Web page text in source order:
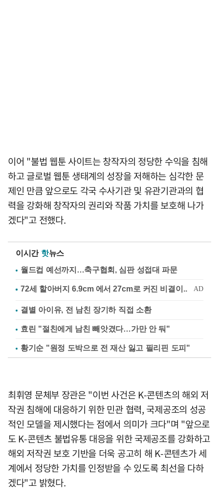
이어 "불법 웹툰 사이트는 창작자의 정당한 수익을 침해
하고 글로벌 웹툰 생태계의 성장을 저해하는 심각한 문
제인 만큼 앞으로도 각국 수사기관 및 유관기관과의 협
력을 강화해 창작자의 권리와 작품 가치를 보호해 나가
겠다"고 전했다.
이시간 핫뉴스
월드컵 예선까지…축구협회, 심판 성접대 파문
결별 아이유, 전 남친 장기하 직접 소환
효린 "절친에게 남친 빼앗겼다…가만 안 둬"
황기순 "원정 도박으로 전 재산 잃고 필리핀 도피"
최휘영 문체부 장관은 "이번 사건은 K-콘텐츠의 해외 저
작권 침해에 대응하기 위한 민관 협력, 국제공조의 성공
적인 모델을 제시했다는 점에서 의미가 크다"며 "앞으로
도 K-콘텐츠 불법유통 대응을 위한 국제공조를 강화하고
해외 저작권 보호 기반을 더욱 공고히 해 K-콘텐츠가 세
계에서 정당한 가치를 인정받을 수 있도록 최선을 다하
겠다"고 밝혔다.